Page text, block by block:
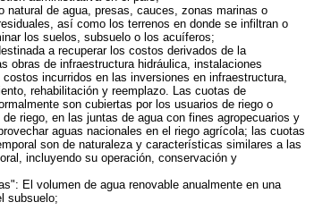
natural de agua, presas, cauces, zonas marinas o
así como los terrenos en donde se infiltran o
los suelos, subsuelo o los acuíferos;
a recuperar los costos derivados de la
obras de infraestructura hidráulica, instalaciones
incurridos en las inversiones en infraestructura,
rehabilitación y reemplazo. Las cuotas de
son cubiertas por los usuarios de riego o
riego, en las juntas de agua con fines agropecuarios y
aguas nacionales en el riego agrícola; las cuotas
son de naturaleza y características similares a las
incluyendo su operación, conservación y
El volumen de agua renovable anualmente en una
subsuelo;